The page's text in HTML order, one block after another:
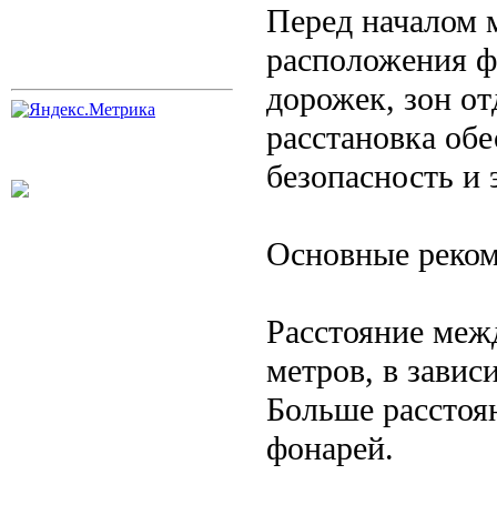
Перед началом
расположения
дорожек, зон
расстановка
безопасность
Основные
Расстояние
метров, в
Больше
фонарей.